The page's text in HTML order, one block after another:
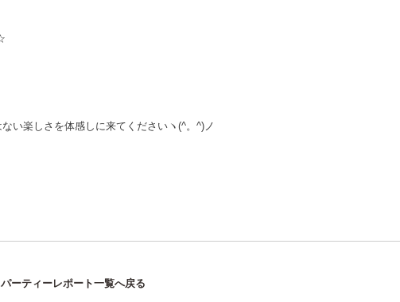
い楽しさを体感しに来てくださいヽ(^。^)ノ
パーティーレポート一覧へ戻る